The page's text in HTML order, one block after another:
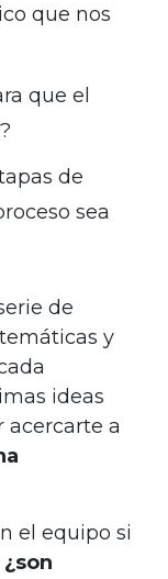
que nos
que el
de
sea
de
y
ideas
acercarte a
el equipo si
¿son